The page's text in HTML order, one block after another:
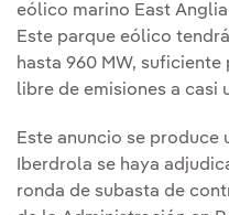
eólico marino East
Este parque eólico
hasta 960 MW,
libre de emisiones a casi
Este anuncio se produce
Iberdrola se haya
ronda de subasta de